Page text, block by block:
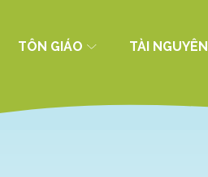
TÔN GIÁO TÀI NGUYÊN